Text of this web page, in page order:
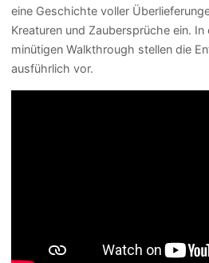
eine Geschichte voller
Kreaturen und Zaubersprüche ein.
minütigen Walkthrough stellen die
ausführlich vor.